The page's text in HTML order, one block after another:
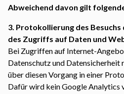
Abweichend davon gilt
3. Protokollierung des
des Zugriffs auf Daten und
Bei Zugriffen auf Internet-
Datenschutz und
über diesen Vorgang in einer
Dafür wird kein Google Analytics